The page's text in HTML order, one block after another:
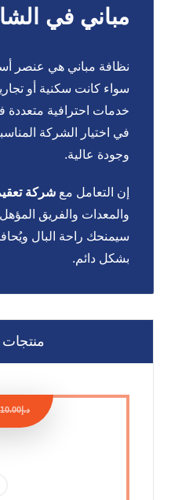
مباني في
نظافة مباني هي عنصر
سواء كانت سكنية أو
خدمات احترافية متعددة
في اختيار الشركة
وجودة عالية.
إن التعامل معشركة
والمعدات والفريق
سيمنحك راحة البال
بشكل دائم.
د.إ10.00